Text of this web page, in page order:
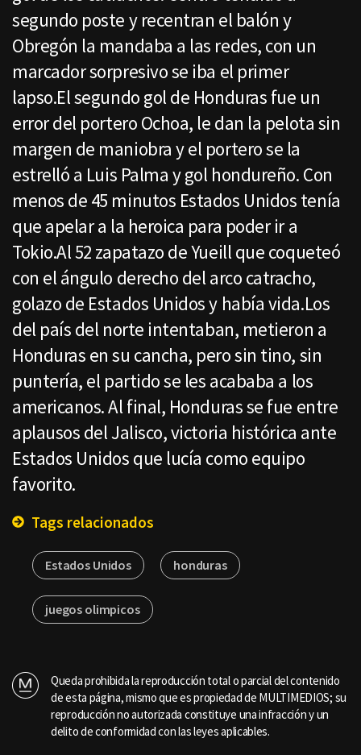
segundo poste y recentran el balón y
Obregón la mandaba a las redes, con un
marcador sorpresivo se iba el primer
lapso.El segundo gol de Honduras fue un
error del portero Ochoa, le dan la pelota sin
margen de maniobra y el portero se la
estrelló a Luis Palma y gol hondureño. Con
menos de 45 minutos Estados Unidos tenía
que apelar a la heroica para poder ir a
Tokio.Al 52 zapatazo de Yueill que coqueteó
con el ángulo derecho del arco catracho,
golazo de Estados Unidos y había vida.Los
del país del norte intentaban, metieron a
Honduras en su cancha, pero sin tino, sin
puntería, el partido se les acababa a los
americanos. Al final, Honduras se fue entre
aplausos del Jalisco, victoria histórica ante
Estados Unidos que lucía como equipo
favorito.
Tags relacionados
Estados Unidos honduras
juegos olimpicos
Queda prohibida la reproducción total o parcial del contenido
de esta página, mismo que es propiedad de MULTIMEDIOS; su
reproducción no autorizada constituye una infracción y un
delito de conformidad con las leyes aplicables.